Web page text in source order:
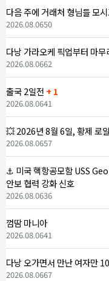
다음 주에 거래처 형님들 모
2026.08.0650
다낭 가라오케 픽업부터 마
2026.08.0662
출국 2일전 + 1
2026.08.0641
💥 2026년 8월 6일, 황제 로
2026.08.0657
⚓ 미국 핵항공모함 USS
안보 협력 강화 신호
2026.08.0636
껌땀 마니아
2026.08.0641
다낭 오가면서 만난 여자만
2026.08.0667